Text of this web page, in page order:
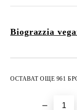
Biograzzia
ОСТАВАТ ОЩЕ 961